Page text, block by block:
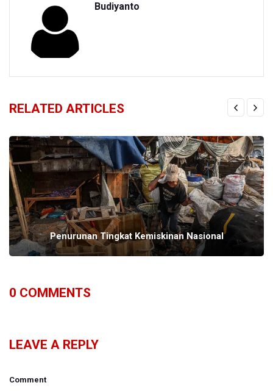
Budiyanto
RELATED ARTICLES
Penurunan Tingkat Kemiskinan Nasional
0 COMMENTS
LEAVE A REPLY
Comment